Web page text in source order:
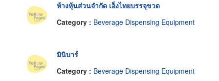
ห้างหุ้นส่วนจำกัด เอ็งไทยบรรจุขวด
Category : Beverage Dispensing Equipment
มินิบาร์
Category : Beverage Dispensing Equipment